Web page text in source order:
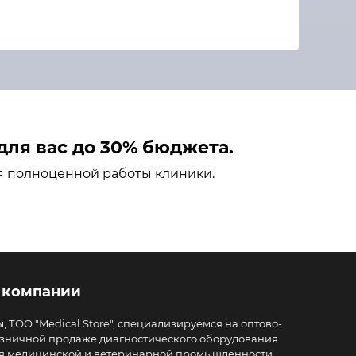
вас до 30% бюджета.
полноценной работы клиники.
ТОО "Medical Store", специализируемся на оптово-
продаже диагностического оборудования